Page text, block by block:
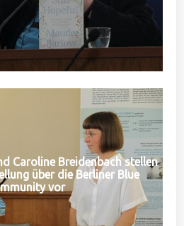
Caroline Breidenbach stellen
über die Berliner Blue
vor